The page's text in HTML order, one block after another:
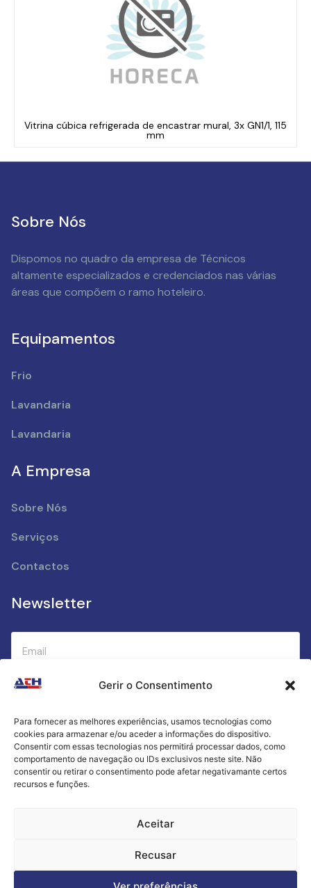
Gerir o Consentimento
Para fornecer as melhores experiências, usamos tecnologias como
cookies para armazenar e/ou aceder a informações do dispositivo.
Consentir com essas tecnologias nos permitirá processar dados, como
comportamento de navegação ou IDs exclusivos neste site. Não
consentir ou retirar o consentimento pode afetar negativamante certos
recursos e funções.
Aceitar
Recusar
Vitrina cúbica refrigerada de encastrar mural, 3x GN1/1, 115
mm
Sobre Nós
Dispomos no quadro da empresa de Técnicos
altamente especializados e credenciados nas várias
áreas que compõem o ramo hoteleiro.
Equipamentos
Frio
Lavandaria
Lavandaria
A Empresa
Sobre Nós
Serviços
Contactos
Newsletter
Submeter
Criamos a cozinha perfeita para o seu sucesso
gastronómico!
Livro de Reclamações